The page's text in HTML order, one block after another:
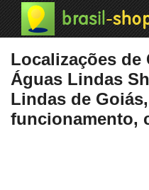
Localizações de
Águas Lindas
Lindas de
funcionamento,